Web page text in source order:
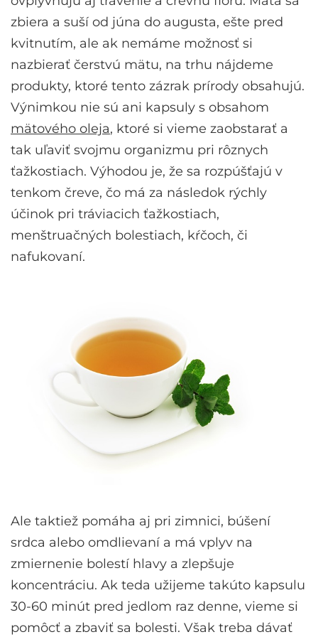
zbiera a suší od júna do augusta, ešte pred
kvitnutím, ale ak nemáme možnosť si
nazbierať čerstvú mätu, na trhu nájdeme
produkty, ktoré tento zázrak prírody obsahujú.
Výnimkou nie sú ani kapsuly s obsahom
mätového oleja, ktoré si vieme zaobstarať a
tak uľaviť svojmu organizmu pri rôznych
ťažkostiach. Výhodou je, že sa rozpúšťajú v
tenkom čreve, čo má za následok rýchly
účinok pri tráviacich ťažkostiach,
menštruačných bolestiach, kŕčoch, či
nafukovaní.
Ale taktiež pomáha aj pri zimnici, búšení
srdca alebo omdlievaní a má vplyv na
zmiernenie bolestí hlavy a zlepšuje
koncentráciu. Ak teda užijeme takúto kapsulu
30-60 minút pred jedlom raz denne, vieme si
pomôcť a zbaviť sa bolesti. Však treba dávať